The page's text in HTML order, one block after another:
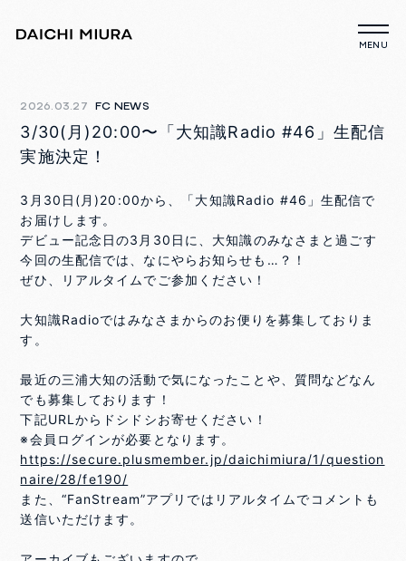
2026.03.27 FC NEWS
3/30(月)20:00〜「大知識Radio #46」生配信
実施決定！
3月30日(月)20:00から、「大知識Radio #46」生配信で
お届けします。
デビュー記念日の3月30日に、大知識のみなさまと過ごす
今回の生配信では、なにやらお知らせも…？！
ぜひ、リアルタイムでご参加ください！
大知識Radioではみなさまからのお便りを募集しておりま
す。
最近の三浦大知の活動で気になったことや、質問などなん
でも募集しております！
下記URLからドシドシお寄せください！
※会員ログインが必要となります。
https://secure.plusmember.jp/daichimiura/1/question
naire/28/fe190/
また、“FanStream”アプリではリアルタイムでコメントも
送信いただけます。